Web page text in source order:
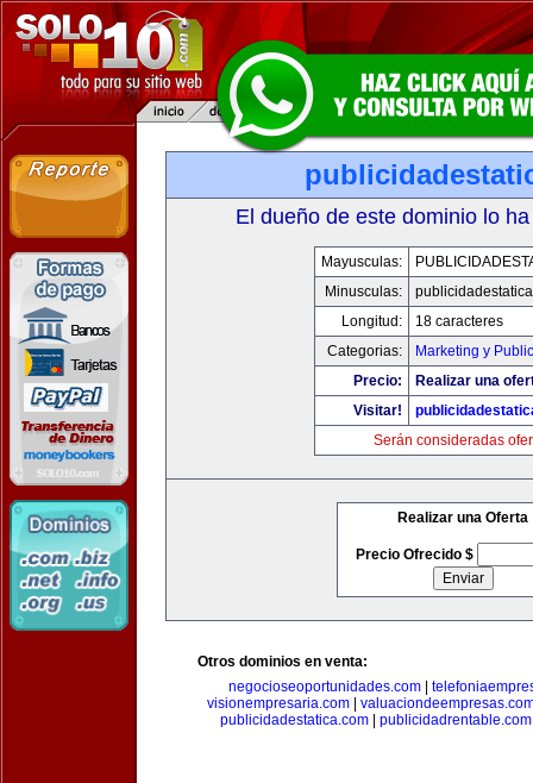
El dueño de este dominio lo
Mayusculas:
Minusculas:
Longitud:
18 caracteres
Categorias:
Marketing y
Precio:
Realizar una
Visitar!
Serán consideradas
Realizar una Oferta
Precio Ofrecido $
Otros dominios en venta:
negocioseoportunidades.com
visionempresaria.com
publicidadestatica.com
publicidadrentable.com